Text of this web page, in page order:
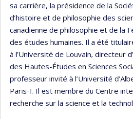
sa carrière, la présidence de la
d’histoire et de philosophie des
canadienne de philosophie et de la
des études humaines. Il a été
à l’Université de Louvain, directeur
des Hautes-Études en Sciences
professeur invité à l’Université
Paris-I. Il est membre du Centre
recherche sur la science et la